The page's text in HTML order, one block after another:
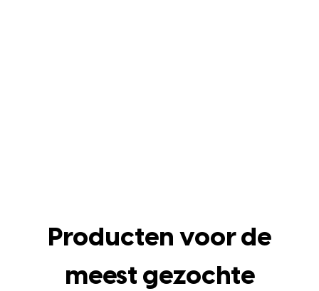
Producten voor de
meest gezochte